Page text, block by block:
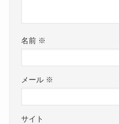
名前 ※
メール ※
サイト